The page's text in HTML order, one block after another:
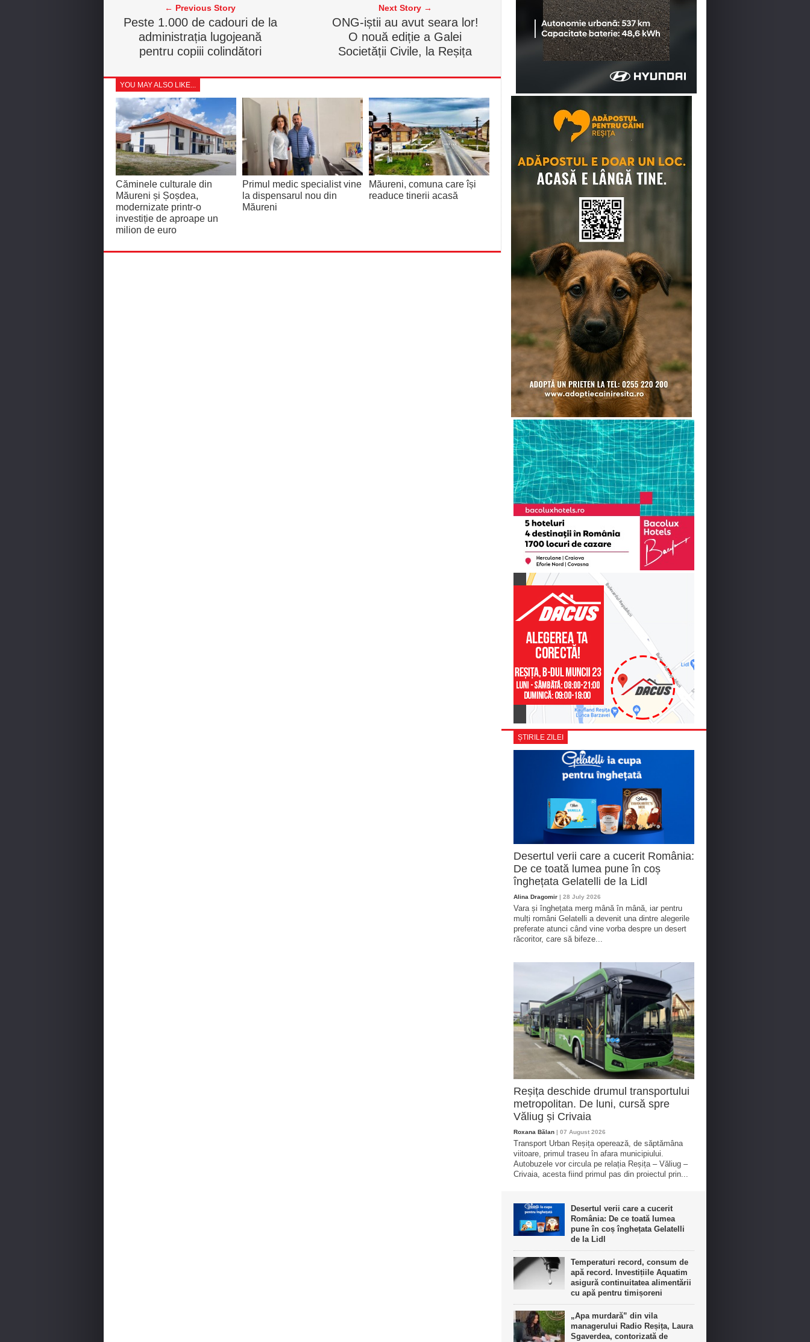
← Previous Story
Peste 1.000 de cadouri de la
administrația lugojeană
pentru copiii colindători
Next Story →
ONG-iștii au avut seara lor!
O nouă ediție a Galei
Societății Civile, la Reșița
YOU MAY ALSO LIKE...
Căminele culturale din
Măureni și Șoșdea,
modernizate printr-o
investiție de aproape un
milion de euro
Primul medic specialist vine
la dispensarul nou din
Măureni
Măureni, comuna care își
readuce tinerii acasă
ȘTIRILE ZILEI
Desertul verii care a cucerit România:
De ce toată lumea pune în coș
înghețata Gelatelli de la Lidl
Alina Dragomir | 28 July 2026
Vara și înghețata merg mână în mână, iar pentru
mulți români Gelatelli a devenit una dintre alegerile
preferate atunci când vine vorba despre un desert
răcoritor, care să bifeze...
Reșița deschide drumul transportului
metropolitan. De luni, cursă spre
Văliug și Crivaia
Roxana Bălan | 07 August 2026
Transport Urban Reșița operează, de săptămâna
viitoare, primul traseu în afara municipiului.
Autobuzele vor circula pe relația Reșița – Văliug –
Crivaia, acesta fiind primul pas din proiectul prin...
Desertul verii care a cucerit
România: De ce toată lumea
pune în coș înghețata Gelatelli
de la Lidl
Temperaturi record, consum de
apă record. Investițiile Aquatim
asigură continuitatea alimentării
cu apă pentru timișoreni
„Apa murdară” din vila
managerului Radio Reșița, Laura
Sgaverdea, contorizată de